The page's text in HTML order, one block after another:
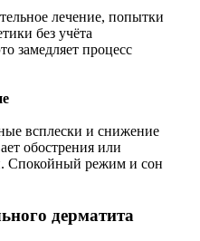
лечение, попытки
без учёта
замедляет процесс
всплески и снижение
обострения или
Спокойный режим и сон
дерматита